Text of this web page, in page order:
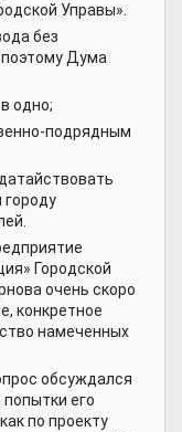
Управы».
без
поэтому Дума
одно;
подрядным
Городской
очень скоро
конкретное
намеченных
обсуждался
его
по проекту